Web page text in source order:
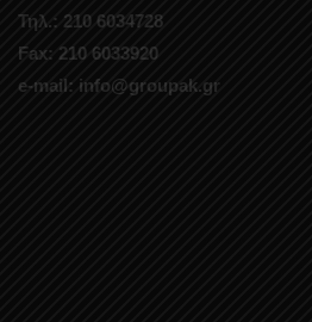
Τηλ.: 210 6034728
Fax: 210 6033920
e-mail: info@groupak.gr